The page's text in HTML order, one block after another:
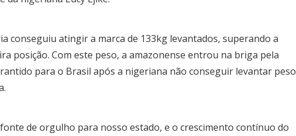
conseguiu atingir a marca de 133kg levantados, superando a
posição. Com este peso, a amazonense entrou na briga pela
para o Brasil após a nigeriana não conseguir levantar peso
de orgulho para nosso estado, e o crescimento contínuo do